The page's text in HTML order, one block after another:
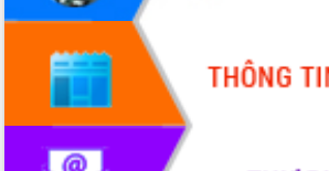
Lễ phát động chuỗi hoạt động chung
tay làm sạch môi trường
Xã Ea Kar bước chuyển mình trong
công tác cải cách hành chính mô hình
UBND tỉnh họp báo định kỳ tháng 4
năm 2026